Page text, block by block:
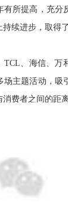
有所提高，充分
续进步，取得
TCL、海信、万
场主题活动，吸
费者之间的距离